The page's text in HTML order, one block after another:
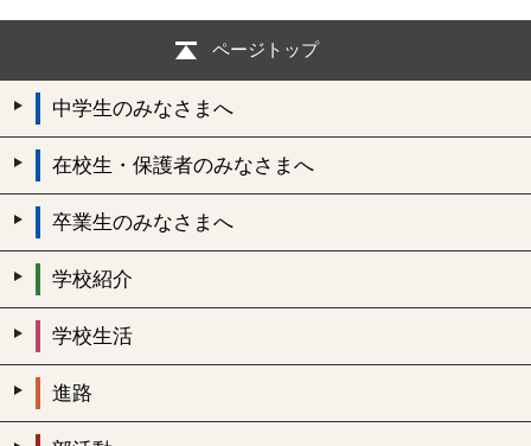
ページトップ
中学生のみなさまへ
在校生・保護者のみなさまへ
卒業生のみなさまへ
学校紹介
学校生活
進路